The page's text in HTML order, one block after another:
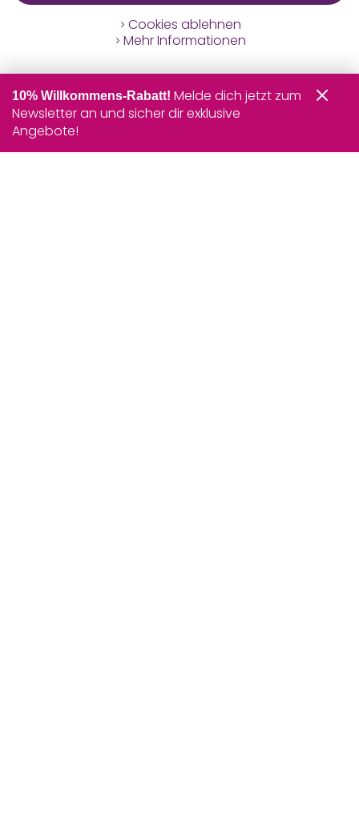
Cookies ablehnen
Mehr Informationen
10% Willkommens-Rabatt! Melde dich jetzt zum
Newsletter an und sicher dir exklusive
Angebote!